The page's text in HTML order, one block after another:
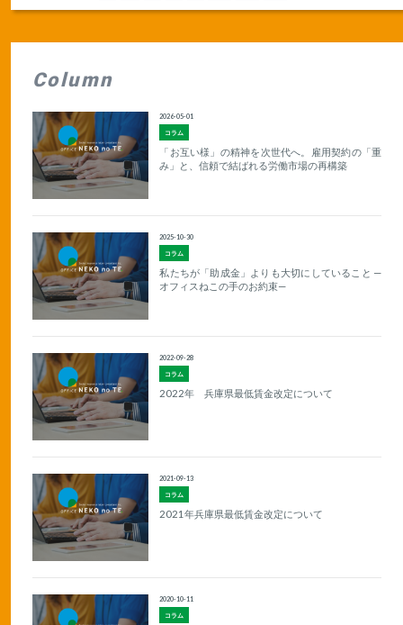
Column
コラム
2026-05-01
「お互い様」の精神を次世代へ。雇用契約の「重
み」と、信頼で結ばれる労働市場の再構築
コラム
2025-10-30
私たちが「助成金」よりも大切にしていること —
オフィスねこの手のお約束—
コラム
2022-09-28
2022年 兵庫県最低賃金改定について
コラム
2021-09-13
2021年兵庫県最低賃金改定について
コラム
2020-10-11